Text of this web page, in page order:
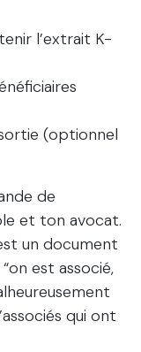
l’extrait K-
(optionnel
de
et ton avocat.
un document
est associé,
qui ont